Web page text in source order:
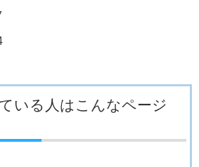
いる人はこんなページ